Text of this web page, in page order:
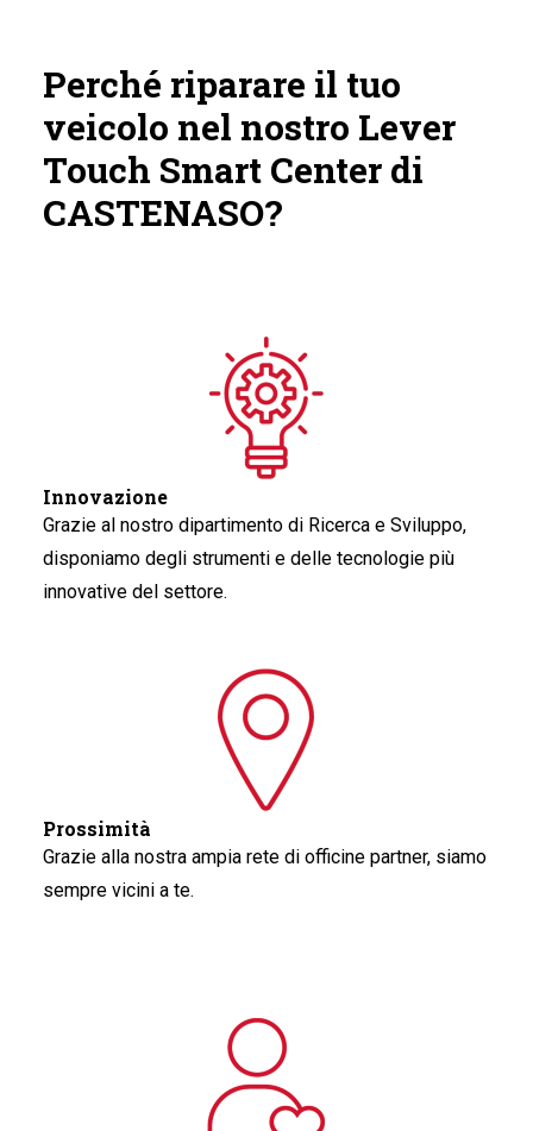
Perché riparare il tuo
veicolo nel nostro Lever
Touch Smart Center di
CASTENASO?
Innovazione
Grazie al nostro dipartimento di Ricerca e Sviluppo,
disponiamo degli strumenti e delle tecnologie più
innovative del settore.
Prossimità
Grazie alla nostra ampia rete di officine partner, siamo
sempre vicini a te.